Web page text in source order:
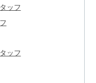
ッフ
ッフ